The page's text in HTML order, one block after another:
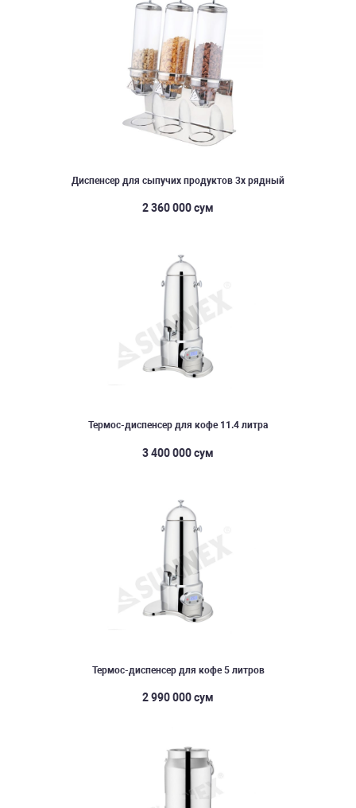
Диспенсер для сыпучих продуктов 3х рядный
2 360 000 сум
Термос-диспенсер для кофе 11.4 литра
3 400 000 сум
Термос-диспенсер для кофе 5 литров
2 990 000 сум